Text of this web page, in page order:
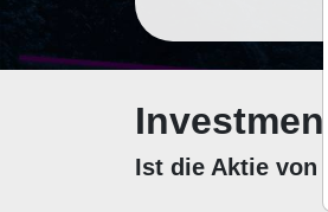
Ist die Aktie von